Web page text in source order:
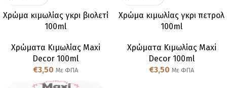
Χρώμα κιμωλίας γκρι βιολετί
100ml
Χρώματα Κιμωλίας Maxi
Decor 100ml
€3,50 Με ΦΠΑ
Χρώμα κιμωλίας γκρι πετρολ
100ml
Χρώματα Κιμωλίας Maxi
Decor 100ml
€3,50 Με ΦΠΑ